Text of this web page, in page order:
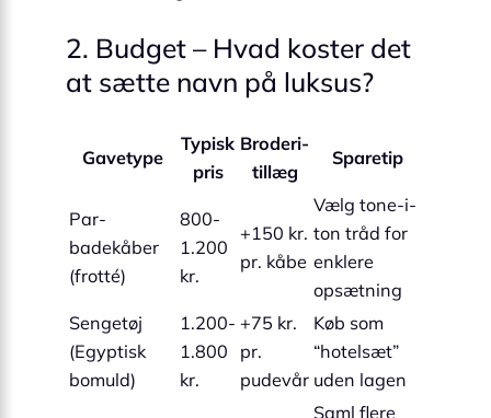
2. Budget – Hvad koster det
at sætte navn på luksus?
Gavetype
Typisk
pris
Broderi­
tillæg
Sparetip
Par-
badekåber
(frotté)
800-
1.200
kr.
+150 kr.
pr. kåbe
Vælg tone-i-
ton tråd for
enklere
opsætning
Sengetøj
(Egyptisk
bomuld)
1.200-
1.800
kr.
+75 kr.
pr.
pudevår
Køb som
“hotel­sæt”
uden lagen
Saml flere